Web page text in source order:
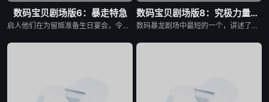
数码宝贝剧场版6：暴走特急
启人他们在为留姬准备生日宴会，令留姬很生气，在留姬训启人时，出现了一只奇怪的究极体数码暴龙——寄生兽！它附身在列车型完全体数码暴龙上，并且控制了留姬，打倒了妖狐兽和堕天地狱兽，还将列车型数码暴龙变成了究极体！被轻易打败后，放出无数自己的复制品，孩子们的生命危在旦夕......，此刻，真红莲形态再次出现……
数码宝贝剧场版8：究极力量！爆裂模式发动
数码暴龙剧场中最短的一个，讲述了亚古兽、加奥兽和拉拉兽在帮助一名被野人兽所追逐的人类小女孩之后，从她口中得知阿戈斯兽就是把大门大等人与亚古兽分开的罪魁祸首。最终在数码兽在女孩的指引下见到了阿戈斯兽......